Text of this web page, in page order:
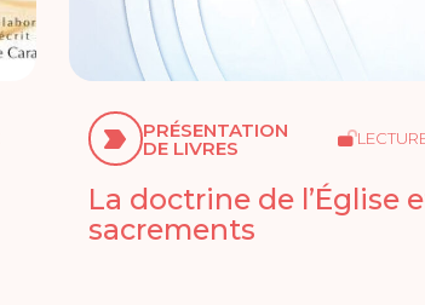
PRÉSENTATION
DE LIVRES
La doctrine de l’Église
sacrements